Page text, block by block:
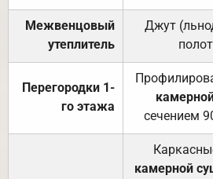
Межвенцовый
утеплитель
Джут
Перегородки 1-
го этажа
сечением
камерной